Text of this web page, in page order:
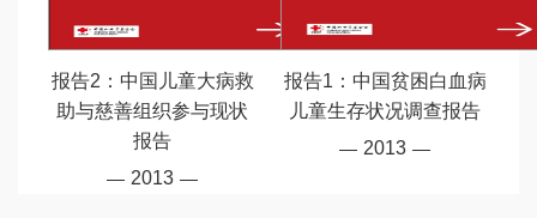
报告2：中国儿童大病救
助与慈善组织参与现状
报告
2013
报告1：中国贫困白血病
儿童生存状况调查报告
2013